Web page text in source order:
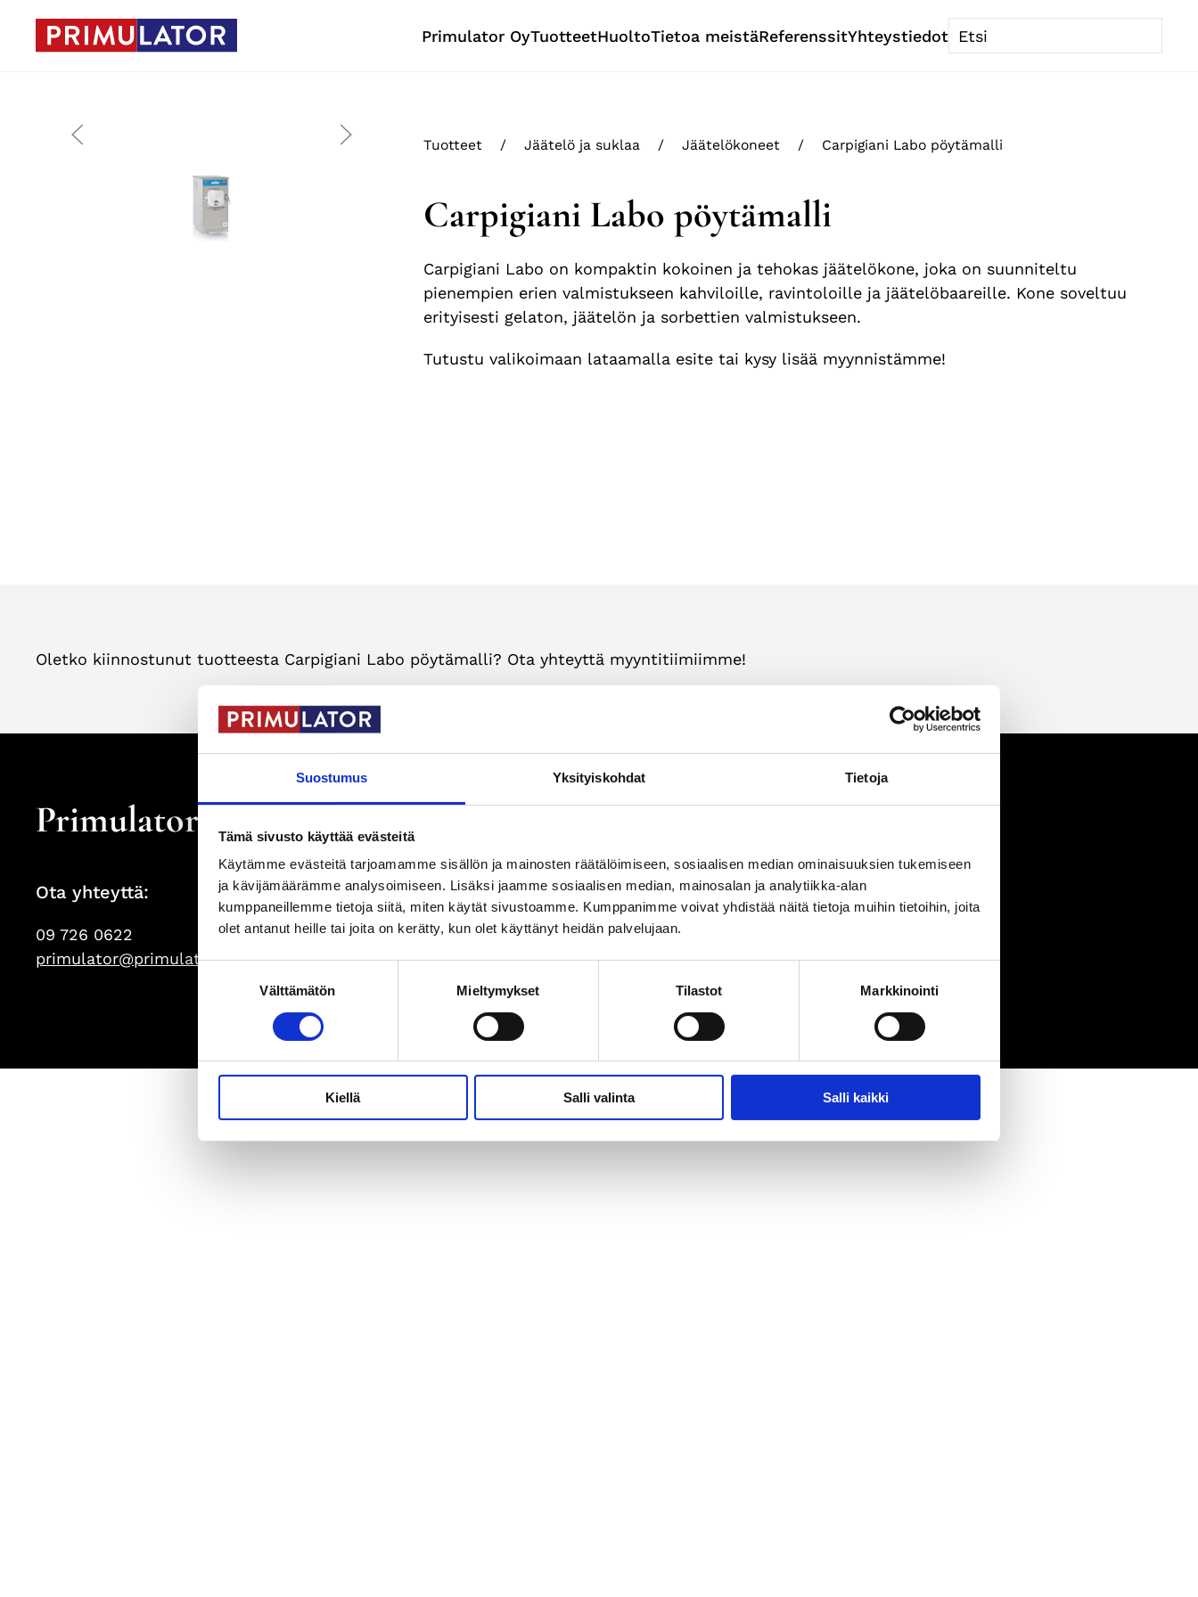
Suostumus Yksityiskohdat Tietoja
Tämä sivusto käyttää evästeitä
Käytämme evästeitä tarjoamamme sisällön ja mainosten räätälöimiseen, sosiaalisen median ominaisuuksien tukemiseen
ja kävijämäärämme analysoimiseen. Lisäksi jaamme sosiaalisen median, mainosalan ja analytiikka-alan
kumppaneillemme tietoja siitä, miten käytät sivustoamme. Kumppanimme voivat yhdistää näitä tietoja muihin tietoihin, joita
olet antanut heille tai joita on kerätty, kun olet käyttänyt heidän palvelujaan.
Suostumuksen
Välttämätön Mieltymykset Tilastot Markkinointi
Kiellä Salli valinta Salli kaikki
Skip to main content
Primulator OyTuotteetHuoltoTietoa meistäReferenssitYhteystiedot
Tuotteet Jäätelö ja suklaa Jäätelökoneet Carpigiani Labo pöytämalli
Carpigiani Labo pöytämalli
Carpigiani Labo on kompaktin kokoinen ja tehokas jäätelökone, joka on suunniteltu
pienempien erien valmistukseen kahviloille, ravintoloille ja jäätelöbaareille. Kone soveltuu
erityisesti gelaton, jäätelön ja sorbettien valmistukseen.
Tutustu valikoimaan lataamalla esite tai kysy lisää myynnistämme!
Oletko kiinnostunut tuotteesta Carpigiani Labo pöytämalli? Ota yhteyttä myyntitiimiimme!
Primulator Oy
Ota yhteyttä:
09 726 0622
primulator@primulator.fi
Osoite:
Veneentekijäntie 10
00210 Helsinki
Seuraa meitä: